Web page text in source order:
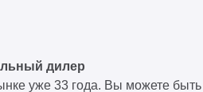
дилер
уже 33 года. Вы можете быть